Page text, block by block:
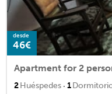
desde
46€
Apartment for 2
2Huéspedes · 1